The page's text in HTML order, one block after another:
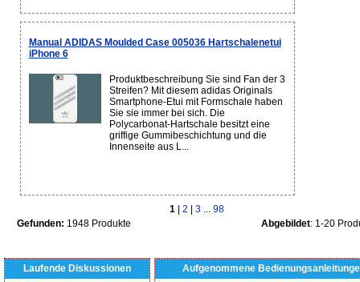
Manual ADIDAS Moulded Case 005036 Hartschalenetui
iPhone 6
Produktbeschreibung Sie sind Fan der 3
Streifen? Mit diesem adidas Originals
Smartphone-Etui mit Formschale haben
Sie sie immer bei sich. Die
Polycarbonat-Hartschale besitzt eine
griffige Gummibeschichtung und die
Innenseite aus L...
1 2 3... 98
Gefunden: 1948 Produkte Abgebildet: 1-20
Laufende Diskussionen
Aufgenommene